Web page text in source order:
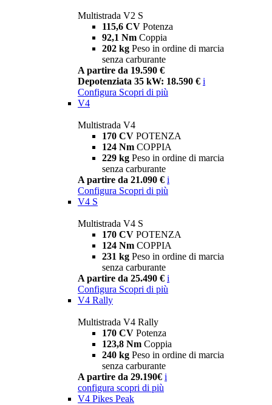
Multistrada V2 S
115,6 CV Potenza
92,1 Nm Coppia
202 kg Peso in ordine di marcia
senza carburante
A partire da 19.590 €
Depotenziata 35 kW: 18.590 € i
Configura Scopri di più
V4
Multistrada V4
170 CV POTENZA
124 Nm COPPIA
229 kg Peso in ordine di marcia
senza carburante
A partire da 21.090 € i
Configura Scopri di più
V4 S
Multistrada V4 S
170 CV POTENZA
124 Nm COPPIA
231 kg Peso in ordine di marcia
senza carburante
A partire da 25.490 € i
Configura Scopri di più
V4 Rally
Multistrada V4 Rally
170 CV Potenza
123,8 Nm Coppia
240 kg Peso in ordine di marcia
senza carburante
A partire da 29.190€ i
configura scopri di più
V4 Pikes Peak